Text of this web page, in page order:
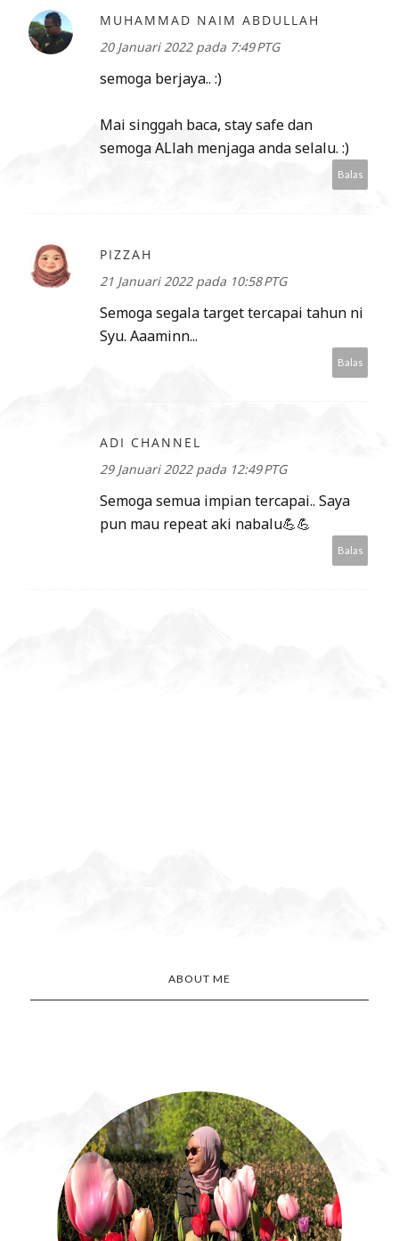
MUHAMMAD NAIM ABDULLAH
20 Januari 2022 pada 7:49 PTG
semoga berjaya.. :)
Mai singgah baca, stay safe dan
semoga ALlah menjaga anda selalu. :)
Balas
PIZZAH
21 Januari 2022 pada 10:58 PTG
Semoga segala target tercapai tahun ni
Syu. Aaaminn...
Balas
ADI CHANNEL
29 Januari 2022 pada 12:49 PTG
Semoga semua impian tercapai.. Saya
pun mau repeat aki nabalu💪💪
Balas
ABOUT ME